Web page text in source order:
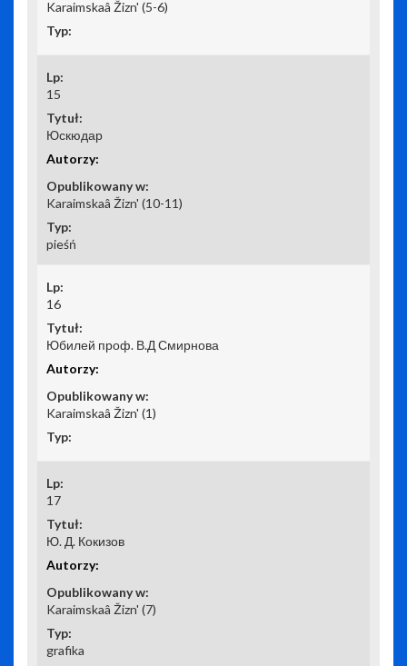
Karaimskaâ Žizn' (5-6)
15
Юскюдар
Karaimskaâ Žizn' (10-11)
pieśń
16
Юбилей проф. В.Д Смирнова
Karaimskaâ Žizn' (1)
17
Ю. Д. Кокизов
Karaimskaâ Žizn' (7)
grafika